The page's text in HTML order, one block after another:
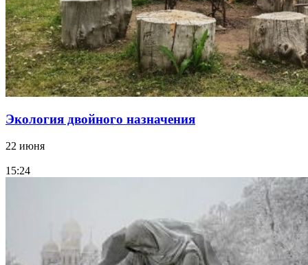
Экология двойного назначения
22 июня
15:24